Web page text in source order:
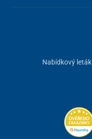
Nabídkový leták